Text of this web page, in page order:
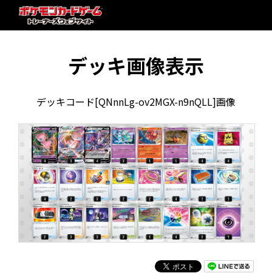
デッキ画像表示
デッキコード[QNnnLg-ov2MGX-n9nQLL]画像